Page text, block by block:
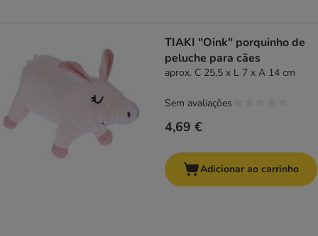
TIAKI "Oink" porquinho de
peluche para cães
aprox. C 25,5 x L 7 x A 14 cm
4,69 €
Sem avaliações
Adicionar ao carrinho